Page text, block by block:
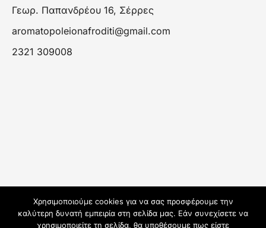
Γεωρ. Παπανδρέου 16, Σέρρες
aromatopoleionafroditi@gmail.com
2321 309008
Χρησιμοποιούμε cookies για να σας προσφέρουμε την
καλύτερη δυνατή εμπειρία στη σελίδα μας. Εάν συνεχίσετε να
χρησιμοποιείτε τη σελίδα, θα υποθέσουμε πως είστε